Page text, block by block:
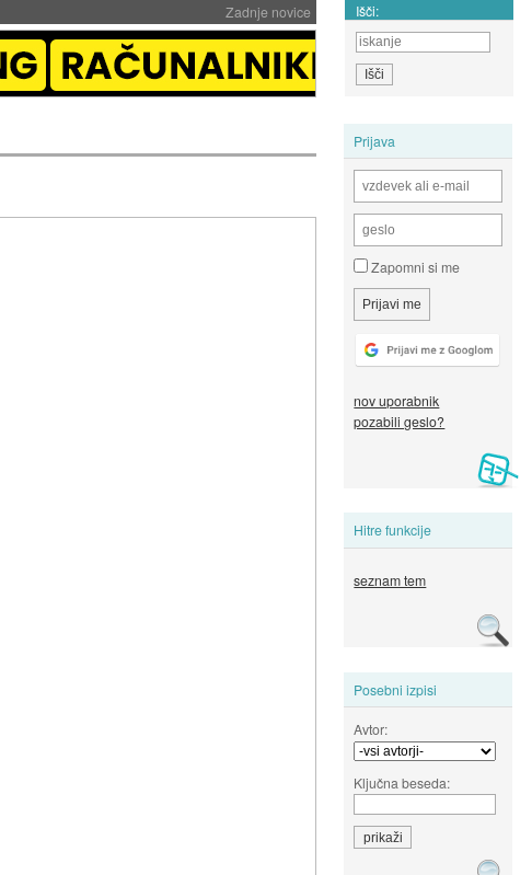
Zadnje novice Išči:
Prijava
Zapomni si me
nov uporabnik
pozabili geslo?
Hitre funkcije
seznam tem
Posebni izpisi
Avtor:
Ključna beseda: